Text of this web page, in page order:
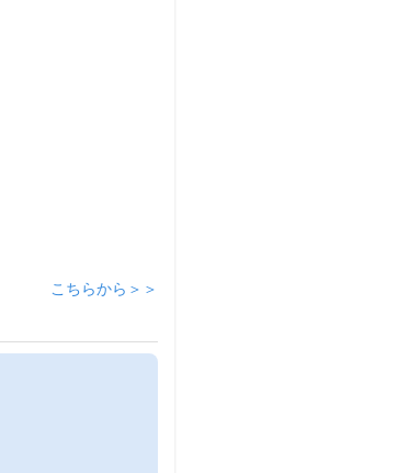
こちらから＞＞